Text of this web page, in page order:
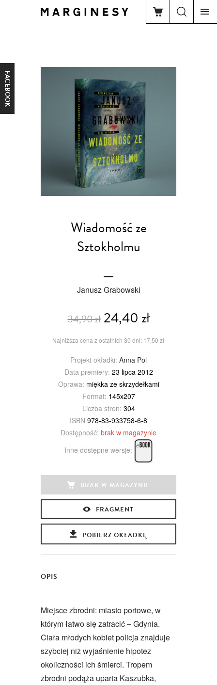
FACEBOOK
Wiadomość ze
Sztokholmu
Janusz Grabowski
34,90 zł24,40 zł
Najniższa cena z ostatnich 30 dni: 17,50 zł
Projekt okładki: Anna Pol
Data premiery: 23 lipca 2012
Oprawa: miękka ze skrzydełkami
Format: 145x207
Liczba stron: 304
ISBN 978-83-933758-6-8
Dostępność: brak w magazynie
Inne dostępne wersje:
BRAK W MAGAZYNIE
FRAGMENT
POBIERZ OKŁADKĘ
OPIS
Miejsce zbrodni: miasto portowe, w
którym łatwo się zatracić – Gdynia.
Ciała młodych kobiet policja znajduje
szybciej niż wyjaśnienie hipotez
okoliczności ich śmierci. Tropem
zbrodni podąża uparta Kaszubka,